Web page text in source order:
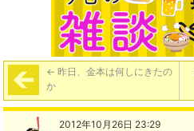
← 昨日、金本は何しにきたの
か
2012年10月26日 23:29